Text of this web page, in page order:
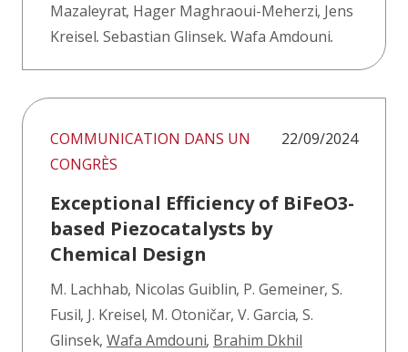
Mazaleyrat, Hager Maghraoui-Meherzi, Jens
Kreisel, Sebastjan Glinsek, Wafa Amdouni,
COMMUNICATION DANS UN
CONGRÈS
22/09/2024
Exceptional Efficiency of BiFeO3-
based Piezocatalysts by
Chemical Design
M. Lachhab, Nicolas Guiblin, P. Gemeiner, S.
Fusil, J. Kreisel, M. Otoničar, V. Garcia, S.
Glinsek, Wafa Amdouni, Brahim Dkhil